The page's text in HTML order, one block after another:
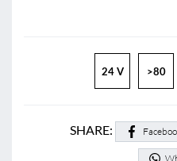
24 V >80
SHARE: